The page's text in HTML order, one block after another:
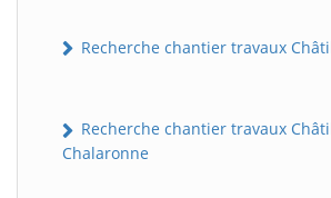
Recherche chantier travaux
Recherche chantier travaux
Chalaronne